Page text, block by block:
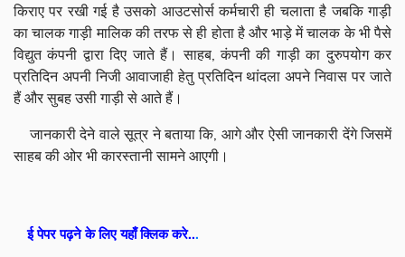
किराए पर रखी गई है उसको आउटसोर्स कर्मचारी ही चलाता है जबकि गाड़ी
का चालक गाड़ी मालिक की तरफ से ही होता है और भाड़े में चालक के भी पैसे
विद्युत कंपनी द्वारा दिए जाते हैं। साहब, कंपनी की गाड़ी का दुरुपयोग कर
प्रतिदिन अपनी निजी आवाजाही हेतु प्रतिदिन थांदला अपने निवास पर जाते
हैं और सुबह उसी गाड़ी से आते हैं।
जानकारी देने वाले सूत्र ने बताया कि, आगे और ऐसी जानकारी देंगे जिसमें
साहब की ओर भी कारस्तानी सामने आएगी।
ई पेपर पढ़ने के लिए यहाँ क्लिक करे...